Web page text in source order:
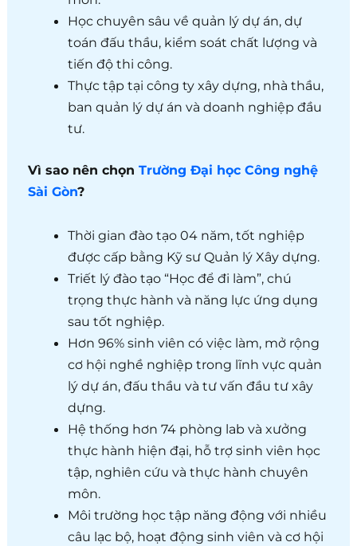
Học chuyên sâu về quản lý dự án, dự
toán đấu thầu, kiểm soát chất lượng và
tiến độ thi công.
Thực tập tại công ty xây dựng, nhà thầu,
ban quản lý dự án và doanh nghiệp đầu
tư.
Vì sao nên chọnTrường Đại học Công nghệ
Sài Gòn?
Thời gian đào tạo 04 năm, tốt nghiệp
được cấp bằng Kỹ sư Quản lý Xây dựng.
Triết lý đào tạo “Học để đi làm”, chú
trọng thực hành và năng lực ứng dụng
sau tốt nghiệp.
Hơn 96% sinh viên có việc làm, mở rộng
cơ hội nghề nghiệp trong lĩnh vực quản
lý dự án, đấu thầu và tư vấn đầu tư xây
dựng.
Hệ thống hơn 74 phòng lab và xưởng
thực hành hiện đại, hỗ trợ sinh viên học
tập, nghiên cứu và thực hành chuyên
môn.
Môi trường học tập năng động với nhiều
câu lạc bộ, hoạt động sinh viên và cơ hội